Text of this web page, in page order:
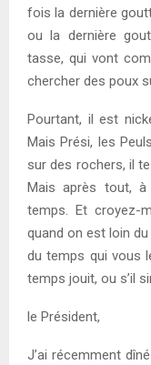
fois la dernière
ou la dernière
tasse, qui vont
chercher des poux
Pourtant, il est
Mais Prési, les
sur des rochers, il
Mais après tout,
temps. Et croyez-
quand on est loin
du temps qui vous
temps jouit, ou s’il
le Président,
J’ai récemment